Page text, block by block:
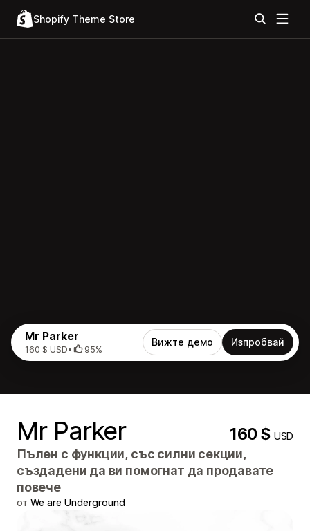
Shopify Theme Store
Mr Parker
160 $ USD• 95%
Вижте демо Изпробвай
Mr Parker 160 $USD
Пълен с функции, със силни секции,
създадени да ви помогнат да продавате
повече
от We are Underground